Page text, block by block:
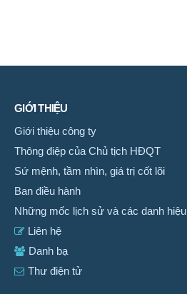
GIỚI THIỆU
Giới thiệu công ty
Thông điệp của Chủ tịch HĐQT
Sứ mệnh, tầm nhìn, giá trị cốt lõi
Ban điều hành
Những mốc lịch sử và các danh hiệu
Liên hệ
Danh bạ
Thư điện tử